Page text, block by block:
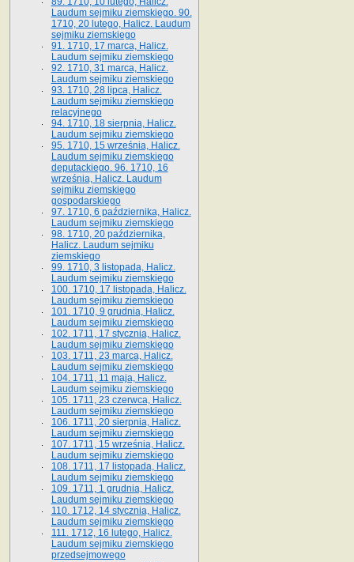
Laudum sejmiku ziemskiego. 90.
1710, 20 lutego, Halicz. Laudum
sejmiku ziemskiego
91. 1710, 17 marca, Halicz.
Laudum sejmiku ziemskiego
92. 1710, 31 marca, Halicz.
Laudum sejmiku ziemskiego
93. 1710, 28 lipca, Halicz.
Laudum sejmiku ziemskiego
relacyjnego
94. 1710, 18 sierpnia, Halicz.
Laudum sejmiku ziemskiego
95. 1710, 15 września, Halicz.
Laudum sejmiku ziemskiego
deputackiego. 96. 1710, 16
września, Halicz. Laudum
sejmiku ziemskiego
gospodarskiego
97. 1710, 6 października, Halicz.
Laudum sejmiku ziemskiego
98. 1710, 20 października,
Halicz. Laudum sejmiku
ziemskiego
99. 1710, 3 listopada, Halicz.
Laudum sejmiku ziemskiego
100. 1710, 17 listopada, Halicz.
Laudum sejmiku ziemskiego
101. 1710, 9 grudnia, Halicz.
Laudum sejmiku ziemskiego
102. 1711, 17 stycznia, Halicz.
Laudum sejmiku ziemskiego
103. 1711, 23 marca, Halicz.
Laudum sejmiku ziemskiego
104. 1711, 11 maja, Halicz.
Laudum sejmiku ziemskiego
105. 1711, 23 czerwca, Halicz.
Laudum sejmiku ziemskiego
106. 1711, 20 sierpnia, Halicz.
Laudum sejmiku ziemskiego
107. 1711, 15 września, Halicz.
Laudum sejmiku ziemskiego
108. 1711, 17 listopada, Halicz.
Laudum sejmiku ziemskiego
109. 1711, 1 grudnia, Halicz.
Laudum sejmiku ziemskiego
110. 1712, 14 stycznia, Halicz.
Laudum sejmiku ziemskiego
111. 1712, 16 lutego, Halicz.
Laudum sejmiku ziemskiego
przedsejmowego